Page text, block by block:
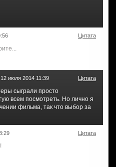
Цитата
12 июля 2014 11:39 Цитата
сыграли просто
всем посмотреть. Но лично я
фильма, так что выбор за
Цитата